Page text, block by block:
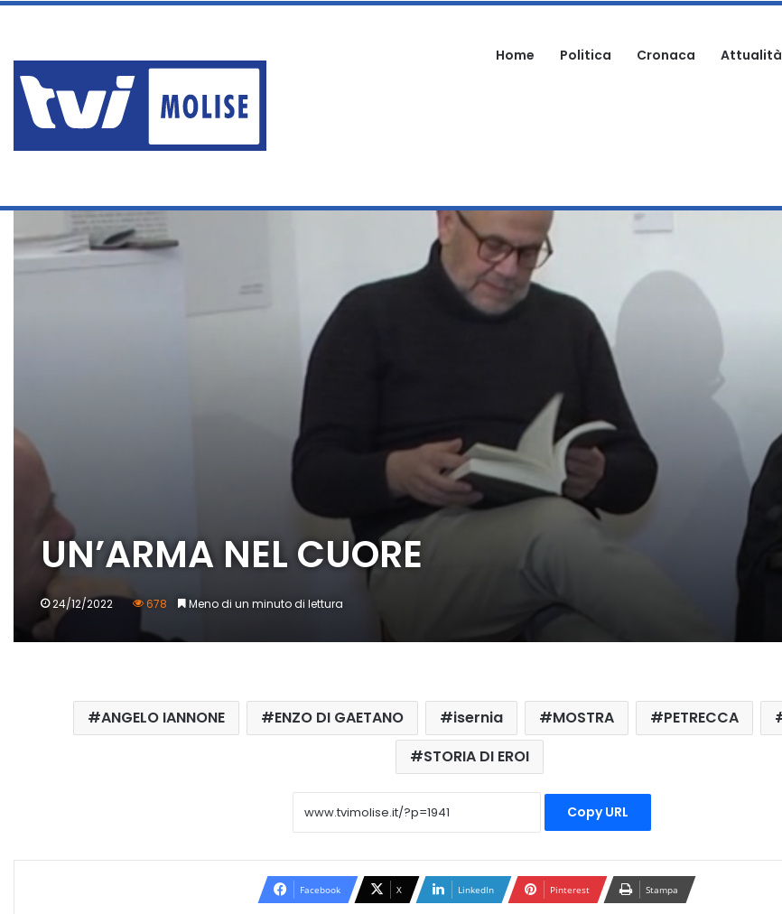
Home Politica Cronaca Attualità
venerdì, Agosto 7 2026
UN’ARMA NEL CUORE
24/12/2022 678 Meno di un minuto di lettura
ANGELO IANNONE ENZO DI GAETANO isernia MOSTRA PETRECCA
STORIA DI EROI
Copy URL
Facebook X LinkedIn Pinterest Stampa